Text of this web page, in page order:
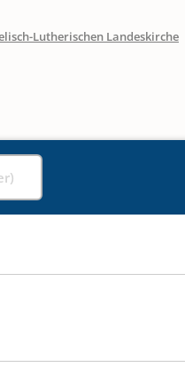
Lutherischen Landeskirche